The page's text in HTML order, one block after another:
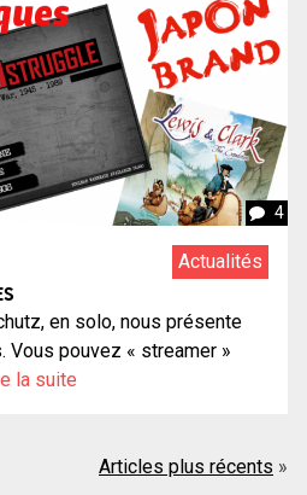
4
Actualités
en solo, nous présente
Vous pouvez « streamer »
la suite
Articles plus récents